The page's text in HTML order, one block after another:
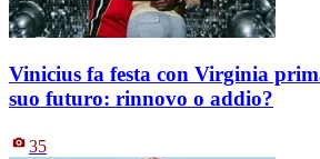
Vinicius fa festa con Virginia
suo futuro: rinnovo o addio?
35